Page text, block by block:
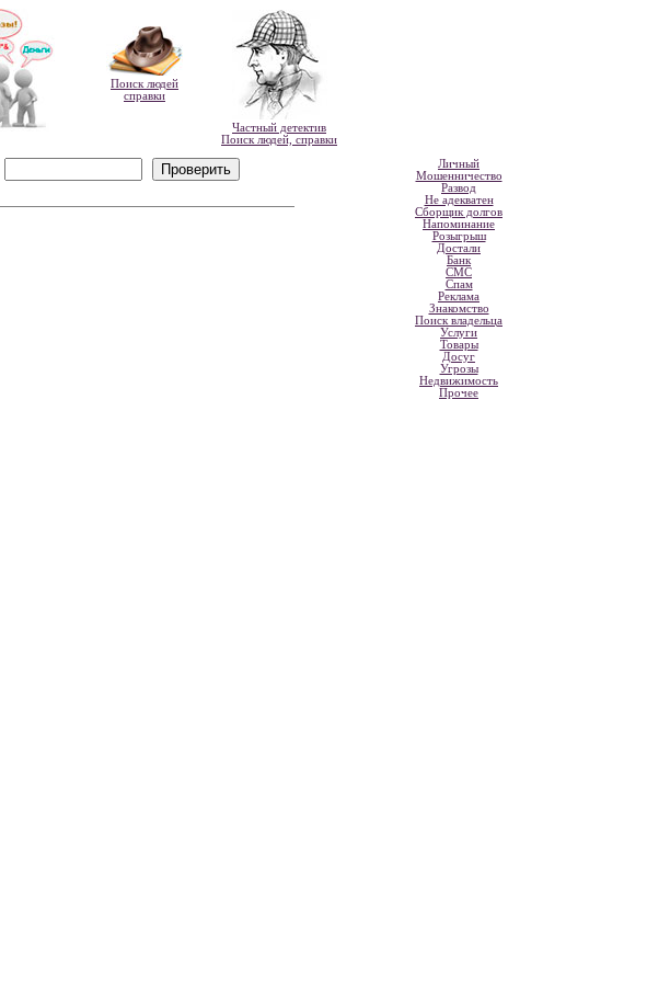
Поиск людей
справки
Частный детектив
Поиск людей, справки
Личный
Мошенничество
Развод
Не адекватен
Сборщик долгов
Напоминание
Розыгрыш
Достали
Банк
СМС
Спам
Реклама
Знакомство
Поиск владельца
Услуги
Товары
Досуг
Угрозы
Недвижимость
Прочее